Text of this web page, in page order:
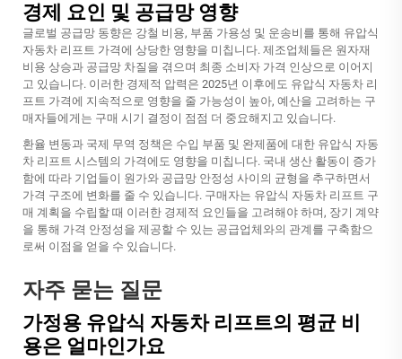
경제 요인 및 공급망 영향
글로벌 공급망 동향은 강철 비용, 부품 가용성 및 운송비를 통해 유압식
자동차 리프트 가격에 상당한 영향을 미칩니다. 제조업체들은 원자재
비용 상승과 공급망 차질을 겪으며 최종 소비자 가격 인상으로 이어지
고 있습니다. 이러한 경제적 압력은 2025년 이후에도 유압식 자동차 리
프트 가격에 지속적으로 영향을 줄 가능성이 높아, 예산을 고려하는 구
매자들에게는 구매 시기 결정이 점점 더 중요해지고 있습니다.
환율 변동과 국제 무역 정책은 수입 부품 및 완제품에 대한 유압식 자동
차 리프트 시스템의 가격에도 영향을 미칩니다. 국내 생산 활동이 증가
함에 따라 기업들이 원가와 공급망 안정성 사이의 균형을 추구하면서
가격 구조에 변화를 줄 수 있습니다. 구매자는 유압식 자동차 리프트 구
매 계획을 수립할 때 이러한 경제적 요인들을 고려해야 하며, 장기 계약
을 통해 가격 안정성을 제공할 수 있는 공급업체와의 관계를 구축함으
로써 이점을 얻을 수 있습니다.
자주 묻는 질문
가정용 유압식 자동차 리프트의 평균 비
용은 얼마인가요